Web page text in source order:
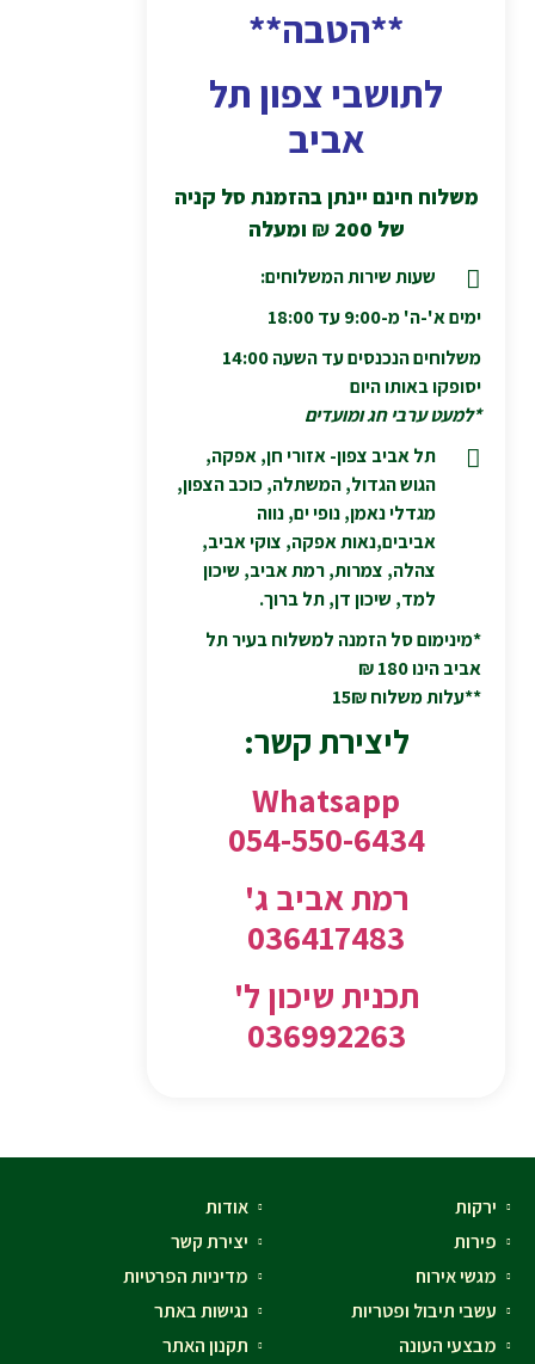
**הטבה**
לתושבי צפון תל
אביב
משלוח חינם יינתן בהזמנת סל קניה
של 200
₪ ומעלה
שעות שירות המשלוחים:
ימים א'-ה' מ-9:00 עד 18:00
משלוחים הנכנסים עד השעה 14:00
יסופקו באותו היום
*למעט ערבי חג ומועדים
תל אביב צפון- אזורי חן, אפקה,
הגוש הגדול, המשתלה, כוכב הצפון,
מגדלי נאמן, נופי ים, נווה
אביבים,נאות אפקה, צוקי אביב,
צהלה, צמרות, רמת אביב, שיכון
למד, שיכון דן, תל ברוך.
*מינימום סל הזמנה למשלוח בעיר תל
אביב הינו 180 ₪
**עלות משלוח 15₪
ליצירת קשר:
Whatsapp
054-550-6434
רמת אביב ג'
036417483
תכנית שיכון ל'
036992263
ירקות
פירות
מגשי אירוח
עשבי תיבול ופטריות
מבצעי העונה
אודות
יצירת קשר
מדיניות הפרטיות
נגישות באתר
תקנון האתר